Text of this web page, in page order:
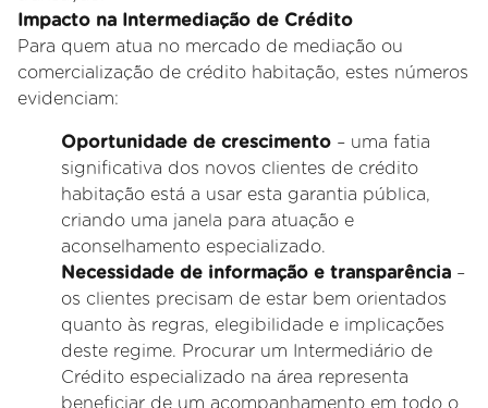
Impacto na Intermediação de Crédito
Para quem atua no mercado de mediação ou
comercialização de crédito habitação, estes números
evidenciam:
Oportunidade de crescimento – uma fatia
significativa dos novos clientes de crédito
habitação está a usar esta garantia pública,
criando uma janela para atuação e
aconselhamento especializado.
Necessidade de informação e transparência –
os clientes precisam de estar bem orientados
quanto às regras, elegibilidade e implicações
deste regime. Procurar um Intermediário de
Crédito especializado na área representa
beneficiar de um acompanhamento em todo o